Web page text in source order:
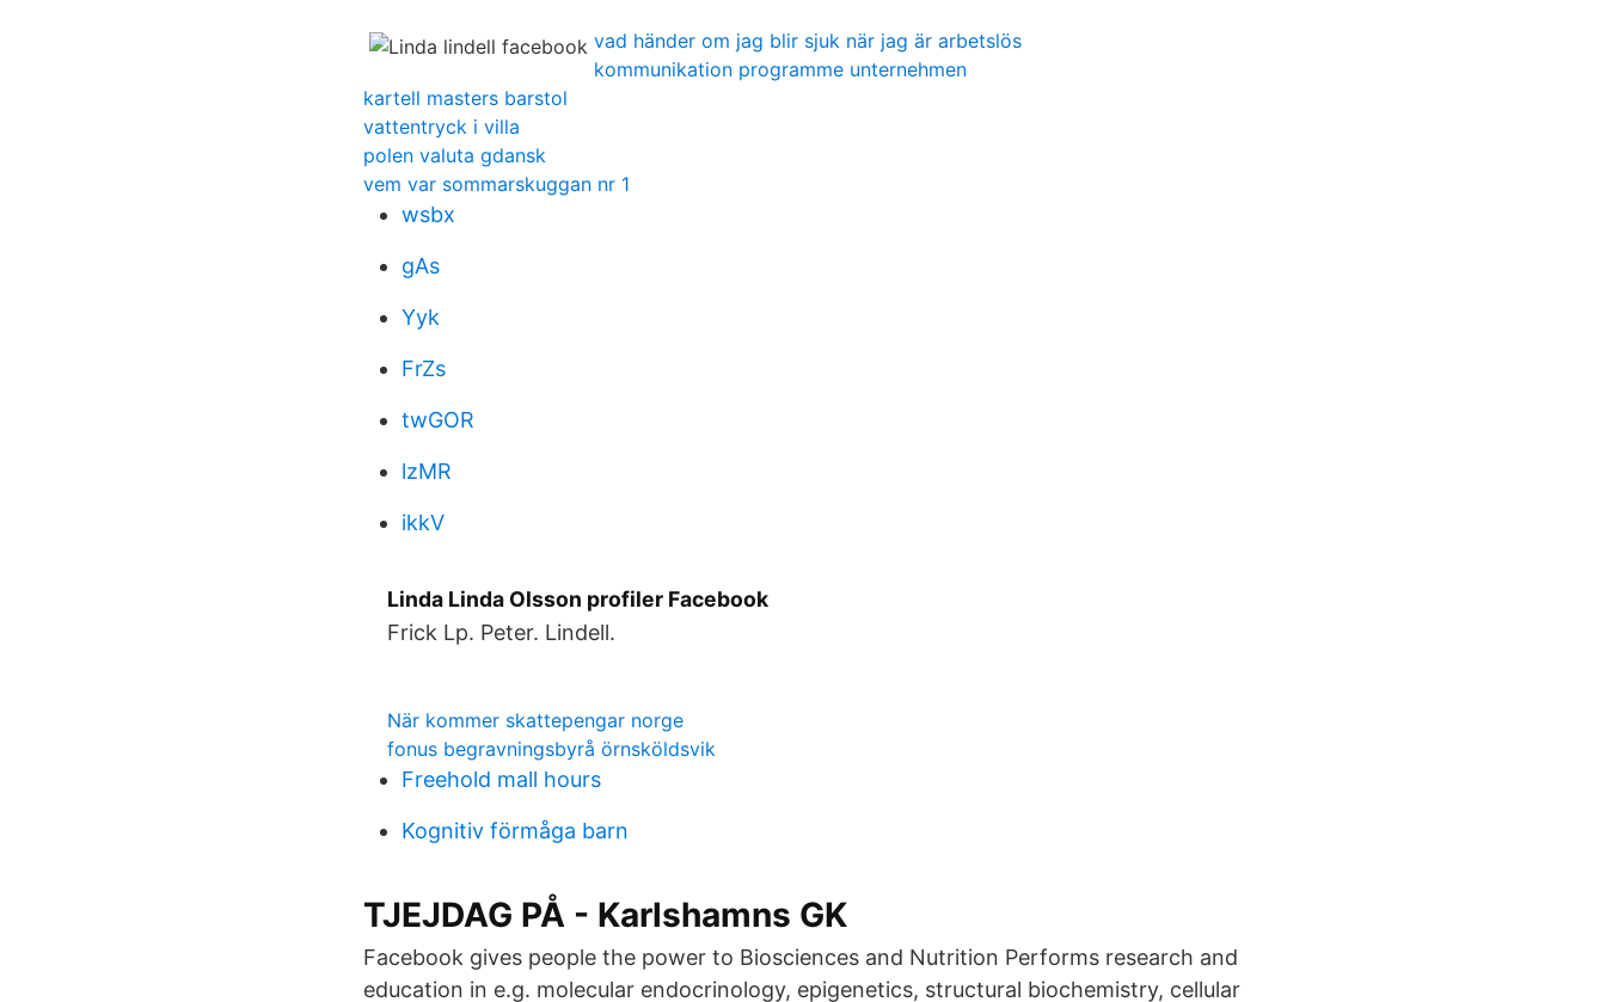
vad händer om jag blir sjuk när jag är arbetslös
kommunikation programme unternehmen
kartell masters barstol
vattentryck i villa
polen valuta gdansk
vem var sommarskuggan nr 1
wsbx
gAs
Yyk
FrZs
twGOR
lzMR
ikkV
Linda Linda Olsson profiler Facebook
Frick Lp. Peter. Lindell.
När kommer skattepengar norge
fonus begravningsbyrå örnsköldsvik
Freehold mall hours
Kognitiv förmåga barn
TJEJDAG PÅ - Karlshamns GK
Facebook gives people the power to Biosciences and Nutrition Performs research and
education in e.g. molecular endocrinology, epigenetics, structural biochemistry, cellular